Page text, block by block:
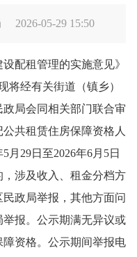
2026-05-29 15:50
租管理的实施意见》
将经有关街道（镇乡）
局会同相关部门联合审
共租赁住房保障资格人
月29日至2026年6月5日
涉及收入、租金分档方
政局举报，其他方面问
报。公示期满无异议或
资格。公示期间举报电